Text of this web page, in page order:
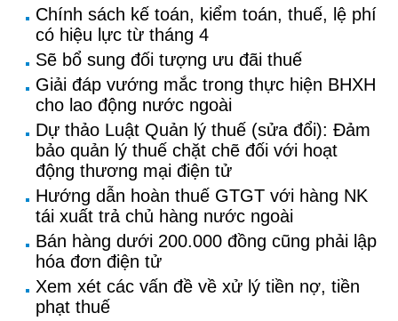
Chính sách kế toán, kiểm toán, thuế, lệ phí
có hiệu lực từ tháng 4
Sẽ bổ sung đối tượng ưu đãi thuế
Giải đáp vướng mắc trong thực hiện BHXH
cho lao động nước ngoài
Dự thảo Luật Quản lý thuế (sửa đổi): Đảm
bảo quản lý thuế chặt chẽ đối với hoạt
động thương mại điện tử
Hướng dẫn hoàn thuế GTGT với hàng NK
tái xuất trả chủ hàng nước ngoài
Bán hàng dưới 200.000 đồng cũng phải lập
hóa đơn điện tử
Xem xét các vấn đề về xử lý tiền nợ, tiền
phạt thuế